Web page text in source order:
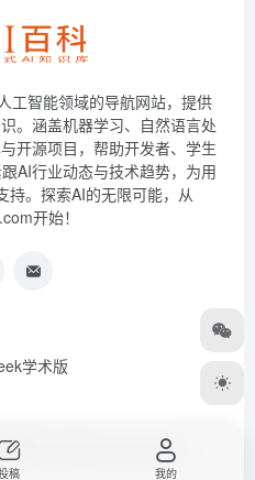
工智能领域的导航网站，提供
。涵盖机器学习、自然语言处
开源项目，帮助开发者、学生
AI行业动态与技术趋势，为用
持。探索AI的无限可能，从
开始！
学术版
航网 浙ICP备2023026385号-3
稿 我的